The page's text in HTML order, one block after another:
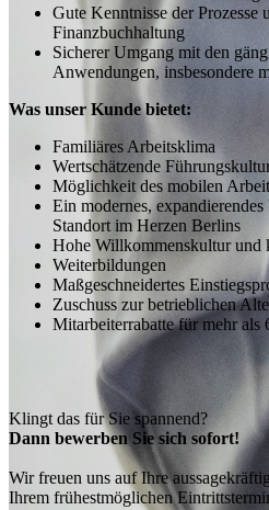
Gute Kenntnisse der Prozesse
Finanzbuchhaltung
Sicherer Umgang mit den
Anwendungen, insbesondere
Was unser Kunde bietet:
Familiäres Arbeitsklima
Wertschätzende
Möglichkeit des mobilen
Ein modernes,
Standort im Herzen Berlins
Hohe Willkommenskultur und
Weiterbildungen
Maßgeschneidertes
Zuschuss zur betrieblichen
Mitarbeiterrabatte für mehr als
Klingt das für Sie spannend?
Dann bewerben Sie sich sofort!
Wir freuen uns auf Ihre
Ihrem frühestmöglichen